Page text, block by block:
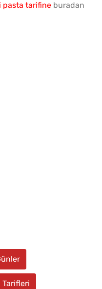
pasta tarifine buradan
Tarifleri